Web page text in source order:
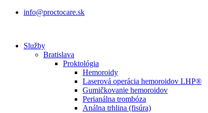
info@proctocare.sk
Služby
Bratislava
Proktológia
Hemoroidy
Laserová operácia hemoroidov LHP®
Gumičkovanie hemoroidov
Perianálna trombóza
Análna trhlina (fisúra)